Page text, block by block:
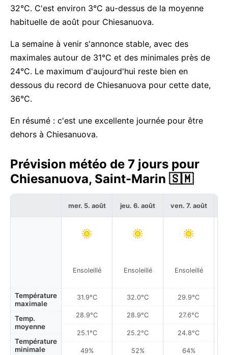
32°C. C'est environ 3°C au-dessus de la moyenne
habituelle de août pour Chiesanuova.
La semaine à venir s'annonce stable, avec des
maximales autour de 31°C et des minimales près de
24°C. Le maximum d'aujourd'hui reste bien en
dessous du record de Chiesanuova pour cette date,
36°C.
En résumé : c'est une excellente journée pour être
dehors à Chiesanuova.
Prévision météo de 7 jours pour
Chiesanuova, Saint-Marin 🇸🇲
Température
maximale
Temp.
moyenne
Température
minimale
mer. 5. août
Ensoleillé
31.9°C
28.9°C
25.1°C
49%
jeu. 6. août
Ensoleillé
32.0°C
28.9°C
25.2°C
52%
ven. 7. août
Ensoleillé
29.9°C
27.6°C
24.8°C
64%